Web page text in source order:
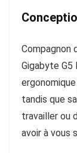
Compagnon
Gigabyte
tandis que
travailler ou
avoir à vous